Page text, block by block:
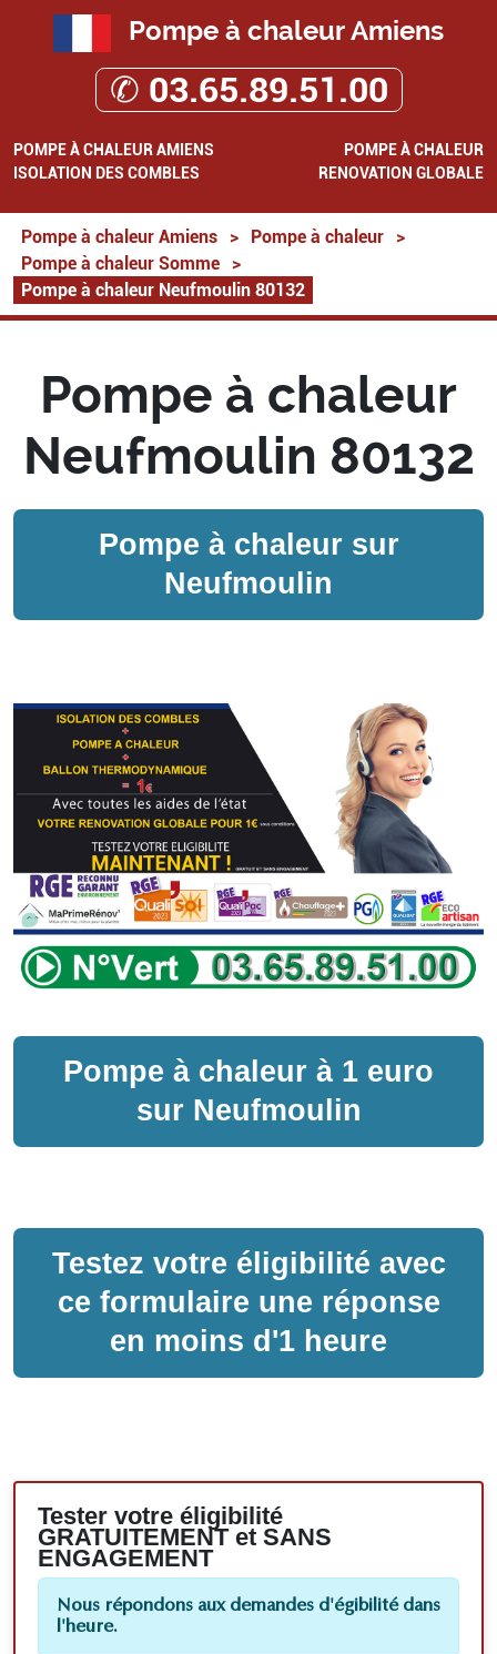
Pompe à chaleur Amiens
✆ 03.65.89.51.00
POMPE À CHALEUR AMIENS
POMPE À CHALEUR
ISOLATION DES COMBLES
RENOVATION GLOBALE
Pompe à chaleur Amiens > Pompe à chaleur
>
Pompe à chaleur Somme
>
Pompe à chaleur Neufmoulin 80132
Pompe à chaleur
Neufmoulin 80132
Pompe à chaleur sur
Neufmoulin
Pompe à chaleur à 1 euro
sur Neufmoulin
Testez votre éligibilité avec
ce formulaire une réponse
en moins d'1 heure
Tester votre éligibilité
GRATUITEMENT et SANS
ENGAGEMENT
Nous répondons aux demandes d'égibilité dans
l'heure.